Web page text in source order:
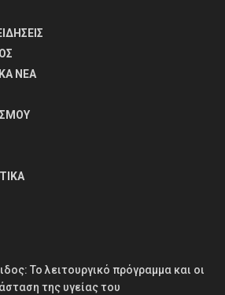
ΝΕΑ
Το λειτουργικό πρόγραμμα και οι
της υγείας του